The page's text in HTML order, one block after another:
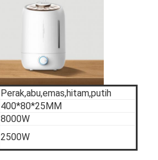
Perak,abu,emas,hitam,putih
400*80*25MM
8000W
2500W